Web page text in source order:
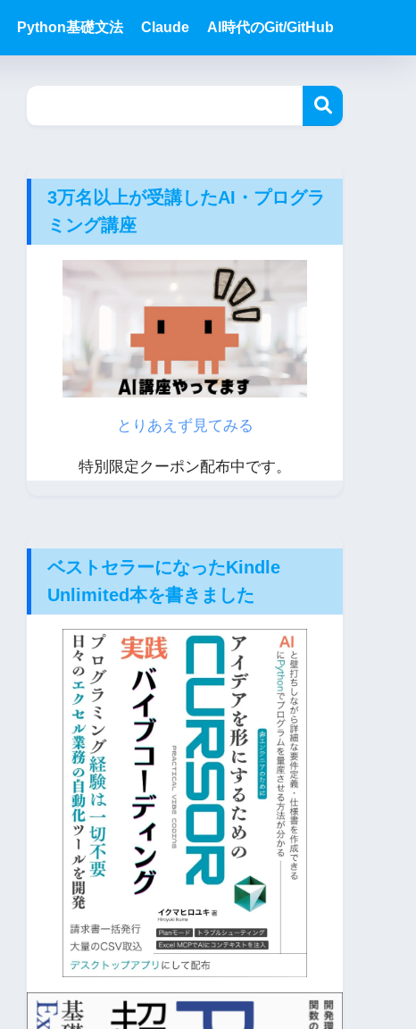
Python基礎文法 Claude AI時代のGit/GitHub
3万名以上が受講したAI・プログラ
ミング講座
とりあえず見てみる
特別限定クーポン配布中です。
ベストセラーになったKindle
Unlimited本を書きました